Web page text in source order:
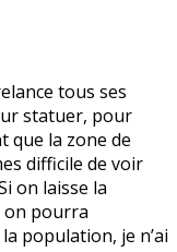
tous ses
statuer, pour
que la zone de
difficile de voir
on laisse la
on pourra
population, je n’ai